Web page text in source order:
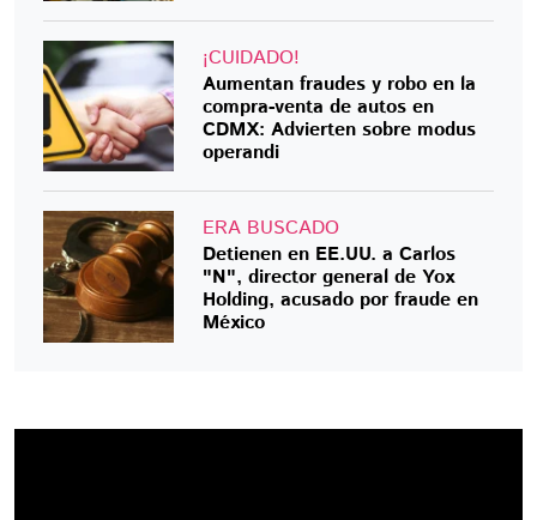
¡CUIDADO!
Aumentan fraudes y robo en la
compra-venta de autos en
CDMX: Advierten sobre modus
operandi
ERA BUSCADO
Detienen en EE.UU. a Carlos
"N", director general de Yox
Holding, acusado por fraude en
México